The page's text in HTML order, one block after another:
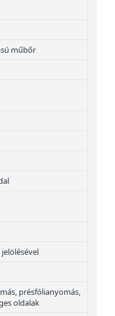
műbőr
présfólianyomás,
oldalak